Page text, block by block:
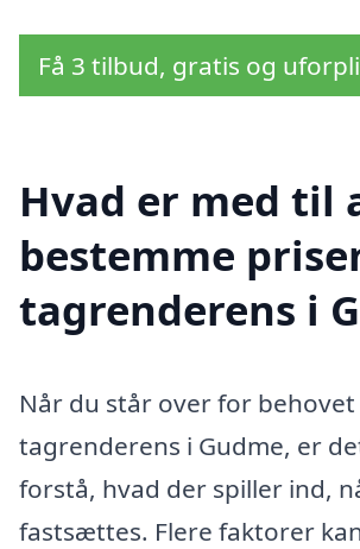
Få 3 tilbud, gratis og
Hvad er med til
bestemme
tagrenderens i
Når du står over for
tagrenderens i Gudme, er
forstå, hvad der spiller ind,
fastsættes. Flere faktorer